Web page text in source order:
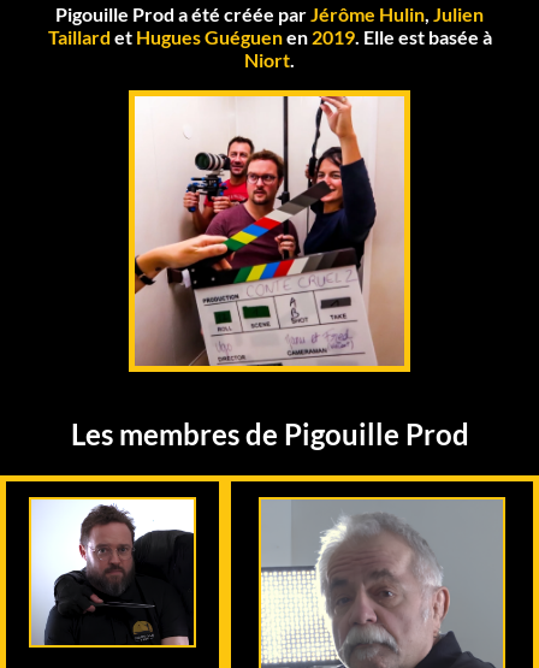
Pigouille Prod a été créée par Jérôme Hulin Julien
Taillard et Hugues Guéguenen 2019. Elle est basée à
Niort
Les membres de Pigouille Prod